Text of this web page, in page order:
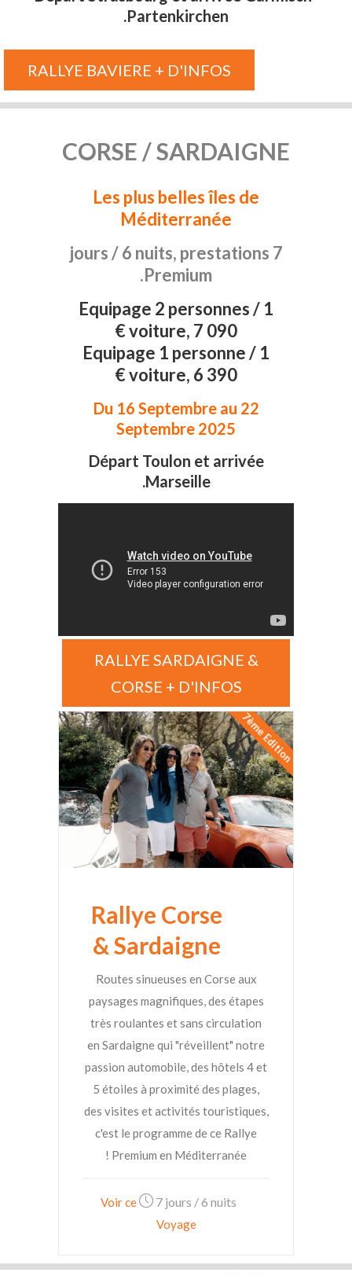
Partenkirchen.
RALLYE BAVIERE + D'INFOS
CORSE / SARDAIGNE
Les plus belles îles de
Méditerranée
7 jours / 6 nuits, prestations
Premium.
Equipage 2 personnes / 1
voiture, 7 090 €
Equipage 1 personne / 1
voiture, 6 390 €
Du 16 Septembre au 22
Septembre 2025
Départ Toulon et arrivée
Marseille.
RALLYE SARDAIGNE &
CORSE + D'INFOS
7ème Edition
Rallye Corse
& Sardaigne
Routes sinueuses en Corse aux
paysages magnifiques, des étapes
très roulantes et sans circulation
en Sardaigne qui "réveillent" notre
passion automobile, des hôtels 4 et
5 étoiles à proximité des plages,
des visites et activités touristiques,
c'est le programme de ce Rallye
Premium en Méditerranée !
7 jours / 6 nuits
Voir ce
Voyage